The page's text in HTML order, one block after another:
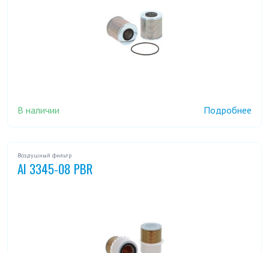
В наличии Подробнее
Воздушный фильтр
AI 3345-08 PBR